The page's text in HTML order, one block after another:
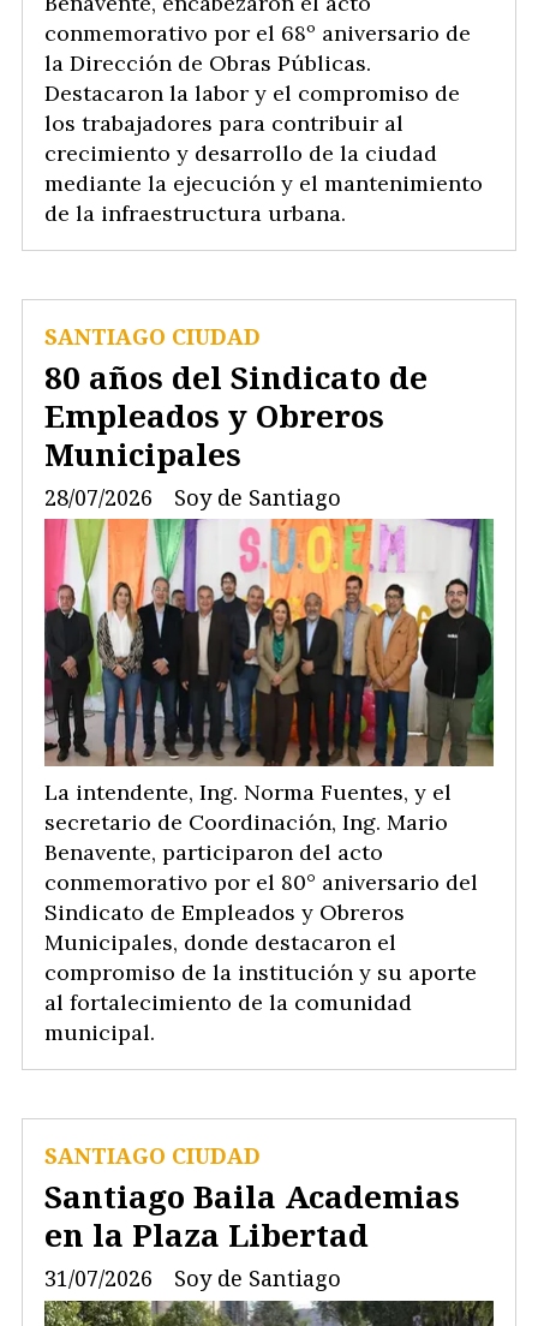
conmemorativo por el 68º aniversario de
la Dirección de Obras Públicas.
Destacaron la labor y el compromiso de
los trabajadores para contribuir al
crecimiento y desarrollo de la ciudad
mediante la ejecución y el mantenimiento
de la infraestructura urbana.
80 años del Sindicato de
Empleados y Obreros
Municipales
Soy de Santiago
SANTIAGO CIUDAD
28/07/2026
La intendente, Ing. Norma Fuentes, y el
secretario de Coordinación, Ing. Mario
Benavente, participaron del acto
conmemorativo por el 80° aniversario del
Sindicato de Empleados y Obreros
Municipales, donde destacaron el
compromiso de la institución y su aporte
al fortalecimiento de la comunidad
municipal.
Santiago Baila Academias
en la Plaza Libertad
Soy de Santiago
SANTIAGO CIUDAD
31/07/2026